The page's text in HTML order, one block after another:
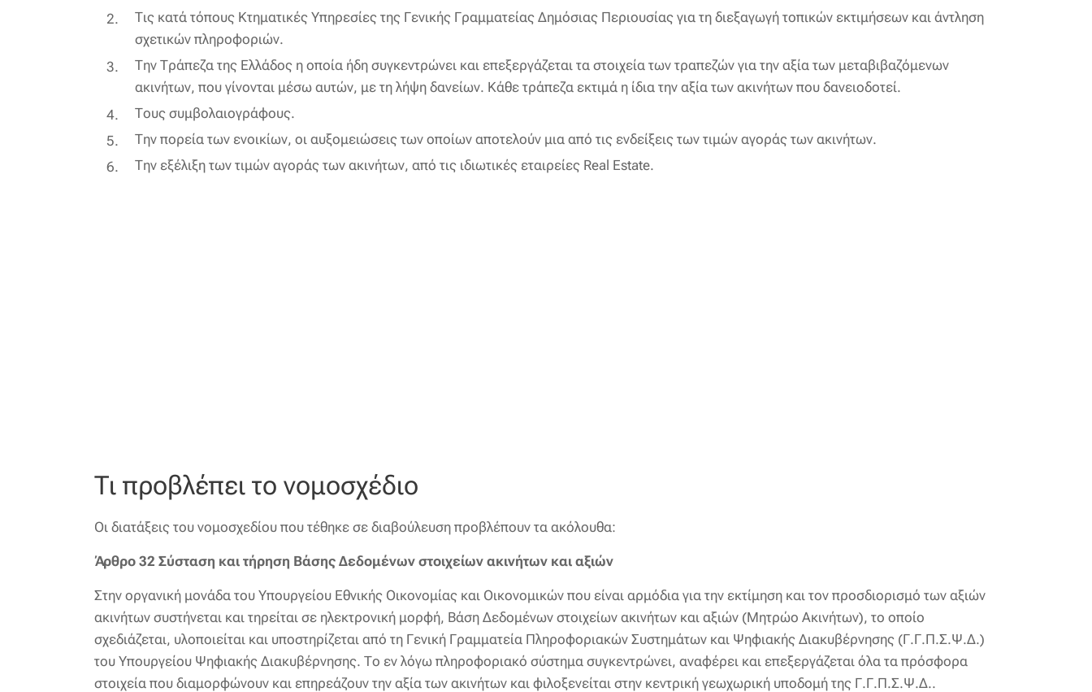
Τις κατά τόπους Κτηματικές Υπηρεσίες της Γενικής Γραμματείας Δημόσιας Περιουσίας για τη διεξαγωγή τοπικών εκτιμήσεων και άντληση
σχετικών πληροφοριών.
Την Τράπεζα της Ελλάδος η οποία ήδη συγκεντρώνει και επεξεργάζεται τα στοιχεία των τραπεζών για την αξία των μεταβιβαζόμενων
ακινήτων, που γίνονται μέσω αυτών, με τη λήψη δανείων. Κάθε τράπεζα εκτιμά η ίδια την αξία των ακινήτων που δανειοδοτεί.
Τους συμβολαιογράφους.
Την πορεία των ενοικίων, οι αυξομειώσεις των οποίων αποτελούν μια από τις ενδείξεις των τιμών αγοράς των ακινήτων.
Την εξέλιξη των τιμών αγοράς των ακινήτων, από τις ιδιωτικές εταιρείες Real Estate.
Τι προβλέπει το νομοσχέδιο
Οι διατάξεις του νομοσχεδίου που τέθηκε σε διαβούλευση προβλέπουν τα ακόλουθα:
Άρθρο 32 Σύσταση και τήρηση Βάσης Δεδομένων στοιχείων ακινήτων και αξιών
Στην οργανική μονάδα του Υπουργείου Εθνικής Οικονομίας και Οικονομικών που είναι αρμόδια για την εκτίμηση και τον προσδιορισμό των αξιών
ακινήτων συστήνεται και τηρείται σε ηλεκτρονική μορφή, Βάση Δεδομένων στοιχείων ακινήτων και αξιών (Μητρώο Ακινήτων), το οποίο
σχεδιάζεται, υλοποιείται και υποστηρίζεται από τη Γενική Γραμματεία Πληροφοριακών Συστημάτων και Ψηφιακής Διακυβέρνησης (Γ.Γ.Π.Σ.Ψ.Δ.)
του Υπουργείου Ψηφιακής Διακυβέρνησης. Το εν λόγω πληροφοριακό σύστημα συγκεντρώνει, αναφέρει και επεξεργάζεται όλα τα πρόσφορα
στοιχεία που διαμορφώνουν και επηρεάζουν την αξία των ακινήτων και φιλοξενείται στην κεντρική γεωχωρική υποδομή της Γ.Γ.Π.Σ.Ψ.Δ..